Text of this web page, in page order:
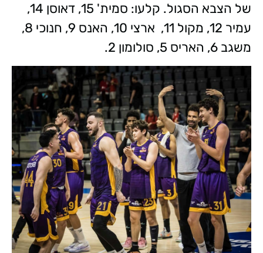
של הצבא הסגול. קלעו: סמית' 15, דאוסן 14,
עמיר 12, מקול 11, ארצי 10, האנס 9, חנוכי 8,
משגב 6, האריס 5, סולומון 2.